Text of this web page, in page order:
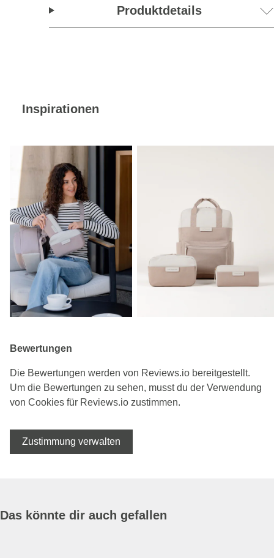
Produktdetails
Inspirationen
Bewertungen
Die Bewertungen werden von Reviews.io bereitgestellt.
Um die Bewertungen zu sehen, musst du der Verwendung
von Cookies für Reviews.io zustimmen.
Zustimmung verwalten
Das könnte dir auch gefallen